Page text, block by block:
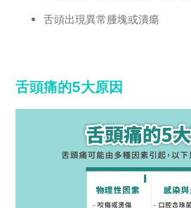
舌頭出現異常腫塊或潰瘍
舌頭痛的5大原因